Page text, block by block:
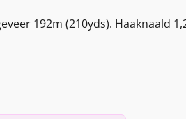
192m (210yds). Haaknaald